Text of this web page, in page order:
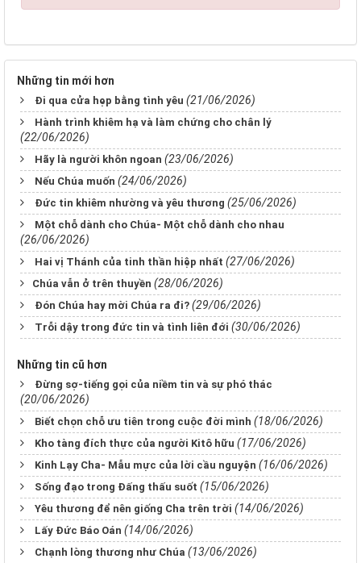
Những tin mới hơn
Đi qua cửa hẹp bằng tình yêu (21/06/2026)
Hành trình khiêm hạ và làm chứng cho chân lý
(22/06/2026)
Hãy là người khôn ngoan (23/06/2026)
Nếu Chúa muốn (24/06/2026)
Đức tin khiêm nhường và yêu thương (25/06/2026)
Một chỗ dành cho Chúa- Một chỗ dành cho nhau
(26/06/2026)
Hai vị Thánh của tinh thần hiệp nhất (27/06/2026)
​​​​​​​Chúa vẫn ở trên thuyền (28/06/2026)
Đón Chúa hay mời Chúa ra đi? (29/06/2026)
Trỗi dậy trong đức tin và tình liên đới (30/06/2026)
Những tin cũ hơn
Đừng sợ-tiếng gọi của niềm tin và sự phó thác
(20/06/2026)
Biết chọn chỗ ưu tiên trong cuộc đời mình (18/06/2026)
Kho tàng đích thực của người Kitô hữu (17/06/2026)
Kinh Lạy Cha- Mẫu mực của lời cầu nguyện (16/06/2026)
Sống đạo trong Đấng thấu suốt (15/06/2026)
Yêu thương để nên giống Cha trên trời (14/06/2026)
Lấy Đức Báo Oán (14/06/2026)
Chạnh lòng thương như Chúa (13/06/2026)